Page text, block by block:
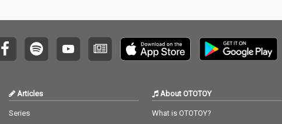
Articles
Series
About OTOTOY
What is OTOTOY?